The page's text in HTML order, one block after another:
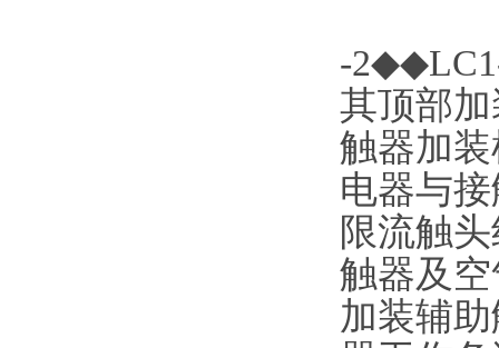
-
其顶部
触器加
电器与
限流触
触器及
加装辅